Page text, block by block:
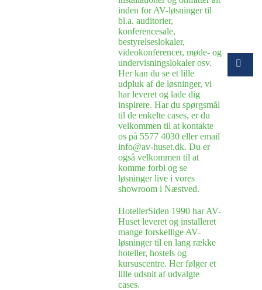
inden for AV-løsninger til
bl.a. auditorier,
konferencesale,
bestyrelseslokaler,
videokonferencer, møde- og
undervisningslokaler osv.
Her kan du se et lille
udpluk af de løsninger, vi
har leveret og lade dig
inspirere. Har du spørgsmål
til de enkelte cases, er du
velkommen til at kontakte
os på 5577 4030 eller email
info@av-huset.dk. Du er
også velkommen til at
komme forbi og se
løsninger live i vores
showroom i Næstved.
HotellerSiden 1990 har AV-
Huset leveret og installeret
mange forskellige AV-
løsninger til en lang række
hoteller, hostels og
kursuscentre. Her følger et
lille udsnit af udvalgte
cases.